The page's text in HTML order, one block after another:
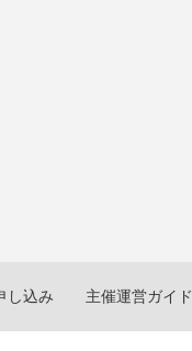
し込み 主催運営ガイド